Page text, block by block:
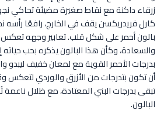
زرقاء داكنة مع نقاط صغيرة مضيئة تحاكي
كارل فريدريكسن يقف في الخارج، رافعًا
بالون أحمر على شكل قلب. تعابير وجهه تعكس
والسعادة، وكأن هذا البالون يذكره بحب حياته
بدرجات الأحمر القوية مع لمعان خفيف ليبدو
أن تكون بتدرجات من الأزرق والوردي لتعكس
تبقى بدرجات البني المعتادة، مع ظلال
البالون.